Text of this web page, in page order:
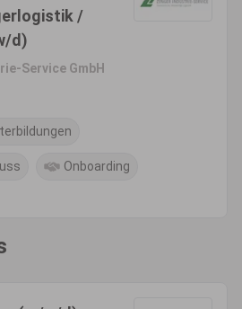
/
d)
Service GmbH
Onboarding